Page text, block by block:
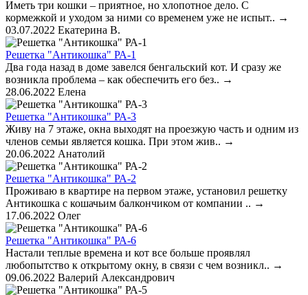
Иметь три кошки – приятное, но хлопотное дело. С
кормежкой и уходом за ними со временем уже не испыт.. →
03.07.2022 Екатерина В.
Решетка "Антикошка" РА-1
Два года назад в доме завелся бенгальский кот. И сразу же
возникла проблема – как обеспечить его без.. →
28.06.2022 Елена
Решетка "Антикошка" РА-3
Живу на 7 этаже, окна выходят на проезжую часть и одним из
членов семьи является кошка. При этом жив.. →
20.06.2022 Анатолий
Решетка "Антикошка" РА-2
Проживаю в квартире на первом этаже, установил решетку
Антикошка с кошачьим балкончиком от компании .. →
17.06.2022 Олег
Решетка "Антикошка" РА-6
Настали теплые времена и кот все больше проявлял
любопытство к открытому окну, в связи с чем возникл.. →
09.06.2022 Валерий Александрович